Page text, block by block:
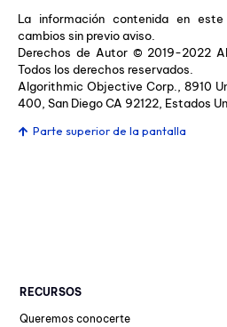
La información contenida en
cambios sin previo aviso.
Derechos de Autor © 2019-2022
Todos los derechos reservados.
Algorithmic Objective Corp., 8910
400, San Diego CA 92122, Estados
Parte superior de la pantalla
RECURSOS
Queremos conocerte